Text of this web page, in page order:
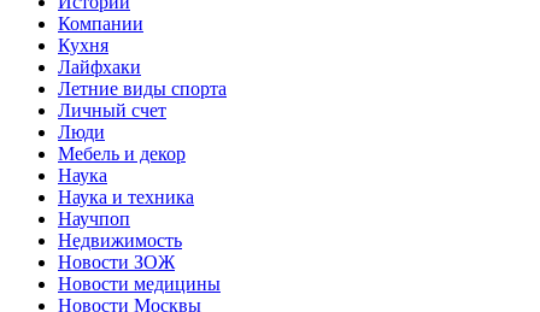
Компании
Кухня
Лайфхаки
Летние виды спорта
Личный счет
Люди
Мебель и декор
Наука
Наука и техника
Научпоп
Недвижимость
Новости ЗОЖ
Новости медицины
Новости Москвы